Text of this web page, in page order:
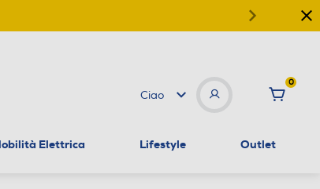
Ciao
0
Elettrica Lifestyle Outlet